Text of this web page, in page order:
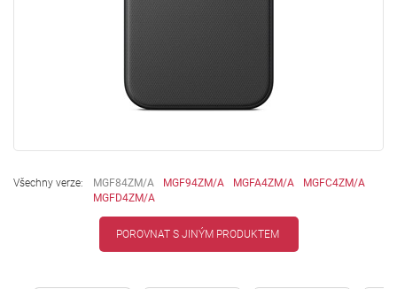
Všechny verze: MGF84ZM/A MGF94ZM/A MGFA4ZM/A
MGFC4ZM/A
MGFD4ZM/A
POROVNAT S JINÝM PRODUKTEM